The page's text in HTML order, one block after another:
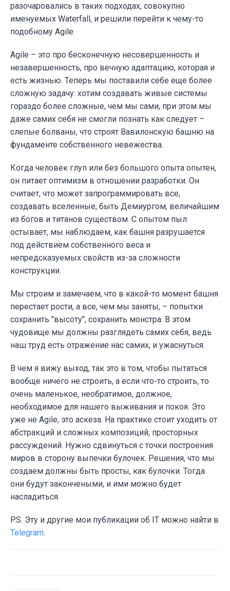
разочаровались в таких подходах, совокупно
именуемых Waterfall, и решили перейти к чему-то
подобному Agile.
Agile – это про бесконечную несовершенность и
незавершенность, про вечную адаптацию, которая и
есть жизнью. Теперь мы поставили себе еще более
сложную задачу: хотим создавать живые системы
гораздо более сложные, чем мы сами, при этом мы
даже самих себя не смогли познать как следует –
слепые болваны, что строят Вавилонскую башню на
фундаменте собственного невежества.
Когда человек глуп или без большого опыта опытен,
он питает оптимизм в отношении разработки. Он
считает, что может запрограммировать все,
создавать вселенные, быть Демиургом, величайшим
из богов и титанов существом. С опытом пыл
остывает, мы наблюдаем, как башня разрушается
под действием собственного веса и
непредсказуемых свойств из-за сложности
конструкции.
Мы строим и замечаем, что в какой-то момент башня
перестает рости, а все, чем мы заняты, – попытки
сохранить "высоту", сохранить монстра. В этом
чудовище мы должны разглядеть самих себя, ведь
наш труд есть отражение нас самих, и ужаснуться.
В чем я вижу выход, так это в том, чтобы пытаться
вообще ничего не строить, а если что-то строить, то
очень маленькое, необратимое, должное,
необходимое для нашего выживания и покоя. Это
уже не Agile, это аскеза. На практике стоит уходить от
абстракций и сложных композиций, просторных
рассуждений. Нужно сдвинуться с точки построения
миров в сторону выпечки булочек. Решения, что мы
создаем должны быть просты, как булочки. Тогда
они будут закончеными, и ими можно будет
насладиться.
P.S. Эту и другие мои публикации об IT можно найти в
Telegram.